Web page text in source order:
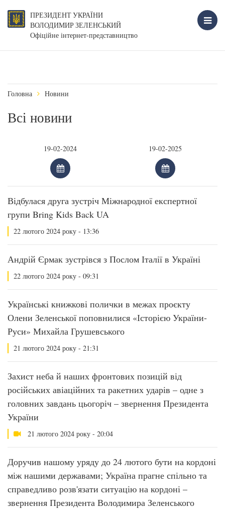
ПРЕЗИДЕНТ УКРАЇНИ
ВОЛОДИМИР ЗЕЛЕНСЬКИЙ
Офіційне інтернет-представництво
Головна Новини
Всі новини
Відбулася друга зустріч Міжнародної експертної
групи Bring Kids Back UA
22 лютого 2024 року - 13:36
Андрій Єрмак зустрівся з Послом Італії в Україні
22 лютого 2024 року - 09:31
Українські книжкові полички в межах проєкту
Олени Зеленської поповнилися «Історією України-
Руси» Михайла Грушевського
21 лютого 2024 року - 21:31
Захист неба й наших фронтових позицій від
російських авіаційних та ракетних ударів – одне з
головних завдань цьогоріч – звернення Президента
України
21 лютого 2024 року - 20:04
Доручив нашому уряду до 24 лютого бути на кордоні
між нашими державами; Україна прагне спільно та
справедливо розв'язати ситуацію на кордоні –
звернення Президента Володимира Зеленського